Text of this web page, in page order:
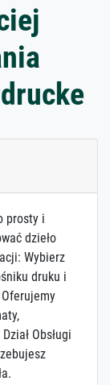
prosty i
dzieło
Wybierz
druku i
Obsługi